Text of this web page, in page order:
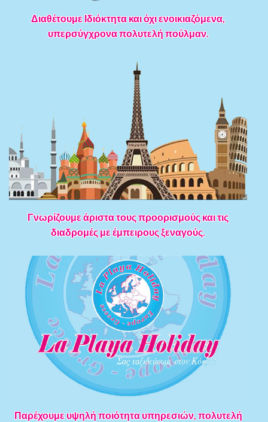
Διαθέτουμε Ιδιόκτητα και όχι ενοικιαζόμενα,
υπερσύγχρονα πολυτελή πούλμαν.
Γνωρίζουμε άριστα τους προορισμούς και τις
διαδρομές με έμπειρους ξεναγούς.
Παρέχουμε υψηλή ποιότητα υπηρεσιών, πολυτελή